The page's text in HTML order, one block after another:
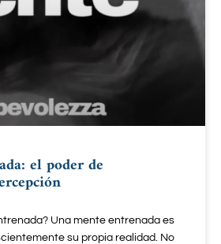
el poder de
Una mente entrenada es
su propia realidad. No